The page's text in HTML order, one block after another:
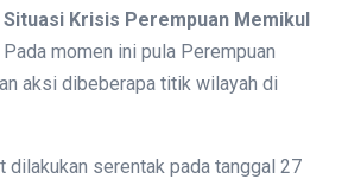
Situasi Krisis Perempuan Memikul
Pada momen ini pula Perempuan
aksi dibeberapa titik wilayah di
dilakukan serentak pada tanggal 27